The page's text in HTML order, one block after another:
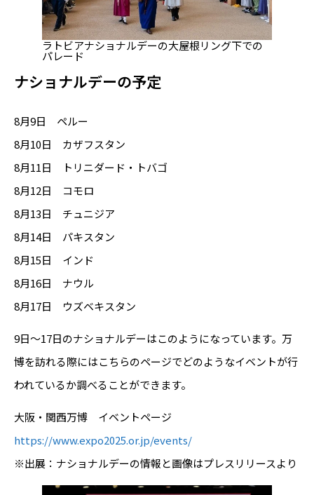
ラトビアナショナルデーの大屋根リング下での
パレード
ナショナルデーの予定
8月9日 ペルー
8月10日 カザフスタン
8月11日 トリニダード・トバゴ
8月12日 コモロ
8月13日 チュニジア
8月14日 パキスタン
8月15日 インド
8月16日 ナウル
8月17日 ウズベキスタン
9日～17日のナショナルデーはこのようになっています。万
博を訪れる際にはこちらのページでどのようなイベントが行
われているか調べることができます。
大阪・関西万博 イベントページ
https://www.expo2025.or.jp/events/
※出展：ナショナルデーの情報と画像はプレスリリースより